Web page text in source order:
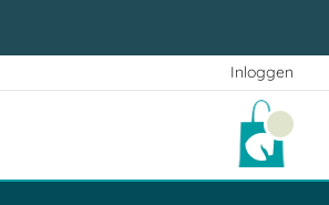
Inloggen